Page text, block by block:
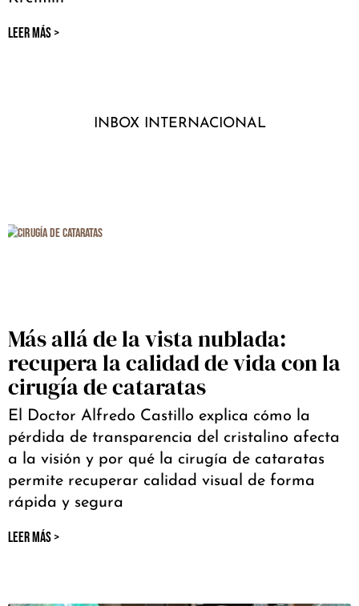
LEER MÁS >
INBOX INTERNACIONAL
Más allá de la vista nublada:
recupera la calidad de vida con la
cirugía de cataratas
El Doctor Alfredo Castillo explica cómo la
pérdida de transparencia del cristalino afecta
a la visión y por qué la cirugía de cataratas
permite recuperar calidad visual de forma
rápida y segura
LEER MÁS >